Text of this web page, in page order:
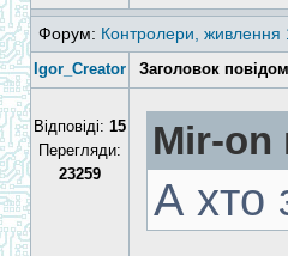
Форум: Контролери, живлення
Igor_Creator Заголовок
Відповіді: 15
Перегляди:
23259
Mir-on
А хто